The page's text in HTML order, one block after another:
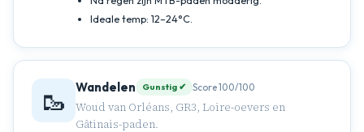
Ideale temp: 12–24°C.
🥾 Wandelen Gunstig ✔ Score 100/100
Woud van Orléans, GR3, Loire-oevers en
Gâtinais-paden.